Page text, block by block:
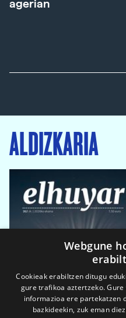
agerian
ALDIZKARIA
Webgune
Cookieak erabiltzen ditugu
gure trafikoa aztertzeko.
informazioa ere partekatzen
bazkideekin, zuk eman